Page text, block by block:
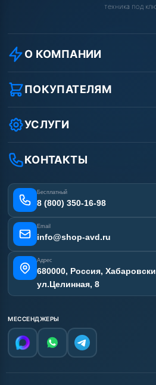
техника под
О КОМПАНИИ
О компании
Реквизиты ООО «Шоп АВД»
Защита данных клиента
Условия соглашения
Вакансии
Статьи
ПОКУПАТЕЛЯМ
Как заказать?
Оплата
Доставка
Лизинг
Получить скидку
УСЛУГИ
Ремонт АВД
Сертификаты
Наши работы
Отзывы наших клиентов
Карта сайта
КОНТАКТЫ
Бесплатный
8 (800) 350-16-98
Email
info@shop-avd.ru
Адрес
680000, Россия,
ул.Целинная, 8
МЕССЕНДЖЕРЫ